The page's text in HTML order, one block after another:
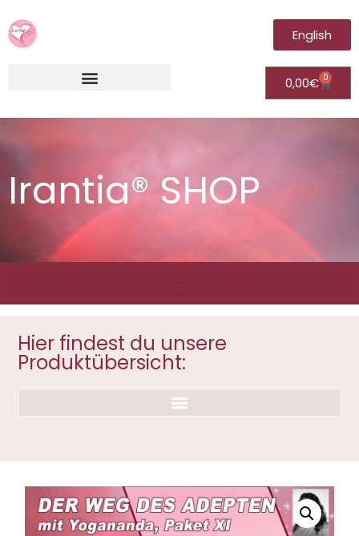
English
0,00€ 0
Irantia® SHOP
Hier findest du unsere
Produktübersicht: